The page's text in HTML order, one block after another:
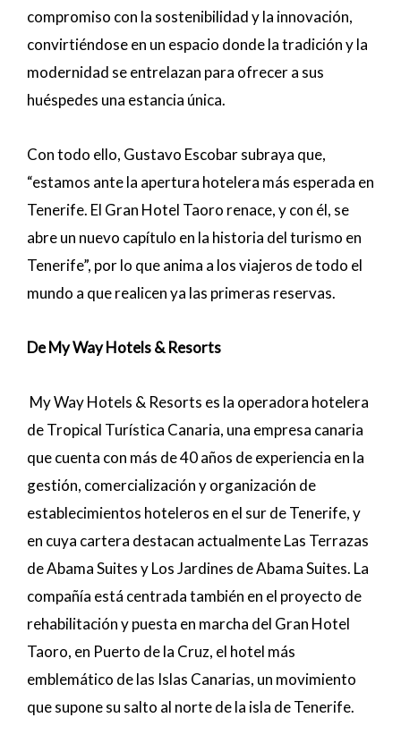
compromiso con la sostenibilidad y la innovación,
convirtiéndose en un espacio donde la tradición y la
modernidad se entrelazan para ofrecer a sus
huéspedes una estancia única.
Con todo ello, Gustavo Escobar subraya que,
“estamos ante la apertura hotelera más esperada en
Tenerife. El Gran Hotel Taoro renace, y con él, se
abre un nuevo capítulo en la historia del turismo en
Tenerife”, por lo que anima a los viajeros de todo el
mundo a que realicen ya las primeras reservas.
De My Way Hotels & Resorts
My Way Hotels & Resorts es la operadora hotelera
de Tropical Turística Canaria, una empresa canaria
que cuenta con más de 40 años de experiencia en la
gestión, comercialización y organización de
establecimientos hoteleros en el sur de Tenerife, y
en cuya cartera destacan actualmente Las Terrazas
de Abama Suites y Los Jardines de Abama Suites. La
compañía está centrada también en el proyecto de
rehabilitación y puesta en marcha del Gran Hotel
Taoro, en Puerto de la Cruz, el hotel más
emblemático de las Islas Canarias, un movimiento
que supone su salto al norte de la isla de Tenerife.